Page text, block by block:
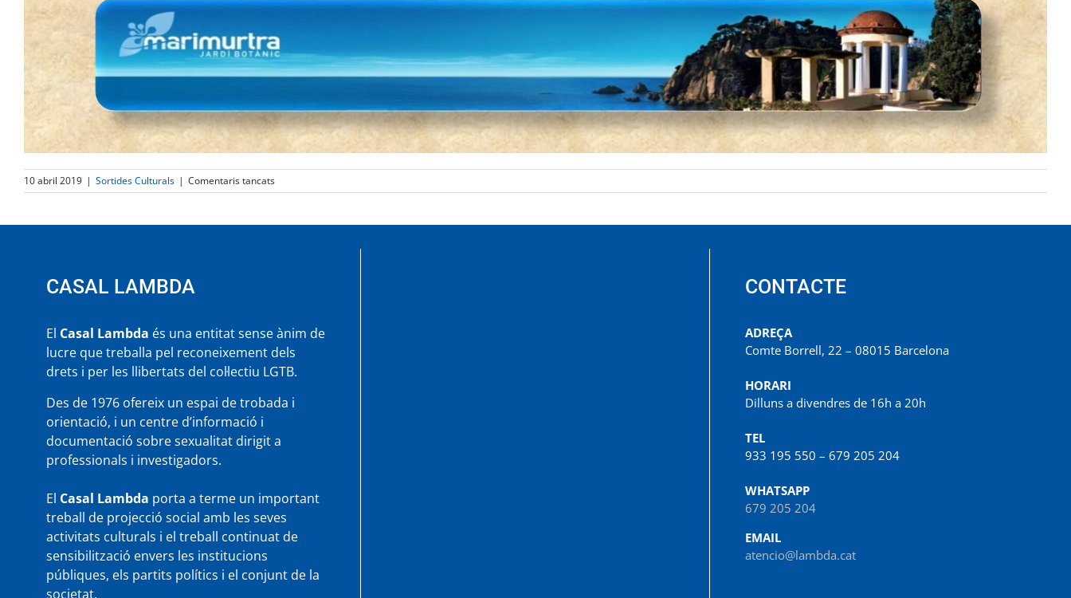
10 abril 2019 | Sortides Culturals | Comentaris tancatsa
Jardí
de
CASAL LAMBDA
El Casal Lambda és una entitat sense ànim de
lucre que treballa pel reconeixement dels
drets i per les llibertats del col·lectiu LGTB.
Des de 1976 ofereix un espai de trobada i
orientació, i un centre d’informació i
documentació sobre sexualitat dirigit a
professionals i investigadors.
El Casal Lambda porta a terme un important
treball de projecció social amb les seves
activitats culturals i el treball continuat de
sensibilització envers les institucions
públiques, els partits polítics i el conjunt de la
societat.
CONTACTE
ADREÇA
Comte Borrell, 22 – 08015 Barcelona
HORARI
Dilluns a divendres de 16h a 20h
TEL
933 195 550 – 679 205 204
WHATSAPP
679 205 204
EMAIL
atencio@lambda.cat